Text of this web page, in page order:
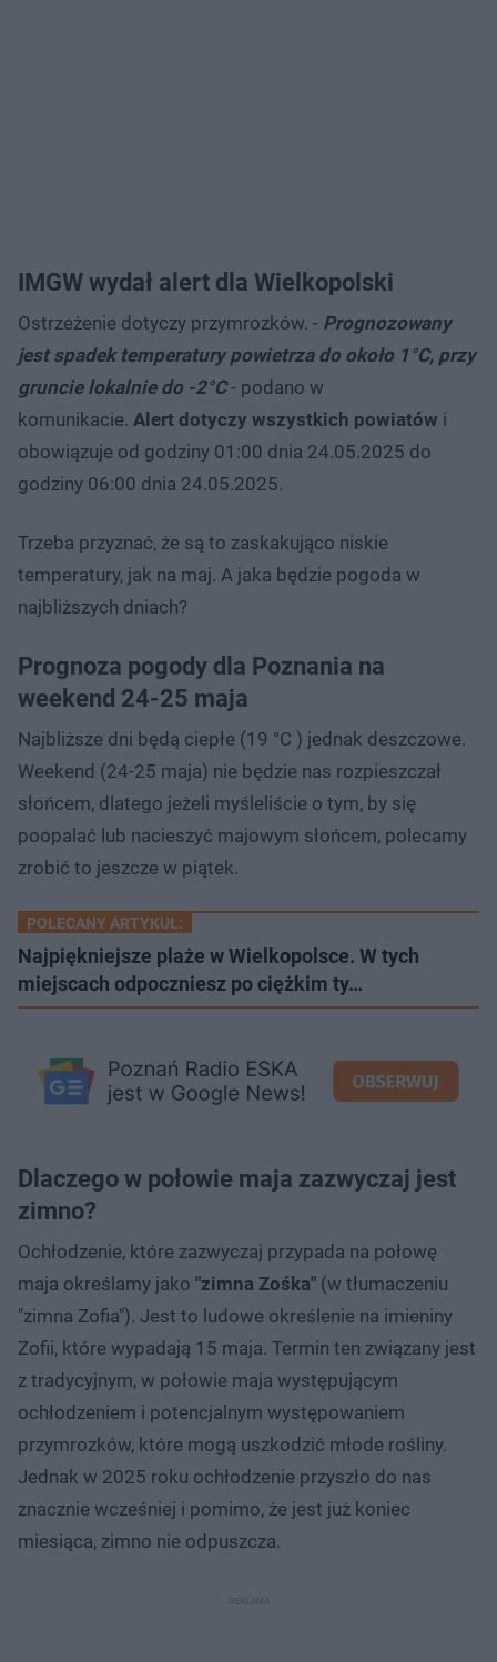
IMGW wydał alert dla Wielkopolski
Ostrzeżenie dotyczy przymrozków. - Prognozowany
jest spadek temperatury powietrza do około 1°C, przy
gruncie lokalnie do -2°C - podano w
komunikacie. Alert dotyczy wszystkich powiatów i
obowiązuje od godziny 01:00 dnia 24.05.2025 do
godziny 06:00 dnia 24.05.2025.
Trzeba przyznać, że są to zaskakująco niskie
temperatury, jak na maj. A jaka będzie pogoda w
najbliższych dniach?
Prognoza pogody dla Poznania na
weekend 24-25 maja
Najbliższe dni będą ciepłe (19 °C ) jednak deszczowe.
Weekend (24-25 maja) nie będzie nas rozpieszczał
słońcem, dlatego jeżeli myśleliście o tym, by się
poopalać lub nacieszyć majowym słońcem, polecamy
zrobić to jeszcze w piątek.
POLECANY ARTYKUŁ:
Najpiękniejsze plaże w Wielkopolsce. W tych
miejscach odpoczniesz po ciężkim ty…
Dlaczego w połowie maja zazwyczaj jest
zimno?
Ochłodzenie, które zazwyczaj przypada na połowę
maja określamy jako "zimna Zośka" (w tłumaczeniu
"zimna Zofia"). Jest to ludowe określenie na imieniny
Zofii, które wypadają 15 maja. Termin ten związany jest
z tradycyjnym, w połowie maja występującym
ochłodzeniem i potencjalnym występowaniem
przymrozków, które mogą uszkodzić młode rośliny.
Jednak w 2025 roku ochłodzenie przyszło do nas
znacznie wcześniej i pomimo, że jest już koniec
miesiąca, zimno nie odpuszcza.